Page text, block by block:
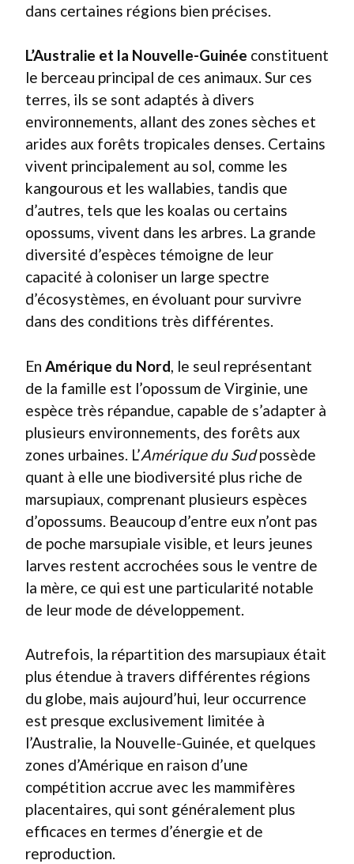
dans certaines régions bien précises.
L’Australie et la Nouvelle-Guinée constituent
le berceau principal de ces animaux. Sur ces
terres, ils se sont adaptés à divers
environnements, allant des zones sèches et
arides aux forêts tropicales denses. Certains
vivent principalement au sol, comme les
kangourous et les wallabies, tandis que
d’autres, tels que les koalas ou certains
opossums, vivent dans les arbres. La grande
diversité d’espèces témoigne de leur
capacité à coloniser un large spectre
d’écosystèmes, en évoluant pour survivre
dans des conditions très différentes.
En Amérique du Nord , le seul représentant
de la famille est l’opossum de Virginie, une
espèce très répandue, capable de s’adapter à
plusieurs environnements, des forêts aux
zones urbaines. L’Amérique du Sudpossède
quant à elle une biodiversité plus riche de
marsupiaux, comprenant plusieurs espèces
d’opossums. Beaucoup d’entre eux n’ont pas
de poche marsupiale visible, et leurs jeunes
larves restent accrochées sous le ventre de
la mère, ce qui est une particularité notable
de leur mode de développement.
Autrefois, la répartition des marsupiaux était
plus étendue à travers différentes régions
du globe, mais aujourd’hui, leur occurrence
est presque exclusivement limitée à
l’Australie, la Nouvelle-Guinée, et quelques
zones d’Amérique en raison d’une
compétition accrue avec les mammifères
placentaires, qui sont généralement plus
efficaces en termes d’énergie et de
reproduction.